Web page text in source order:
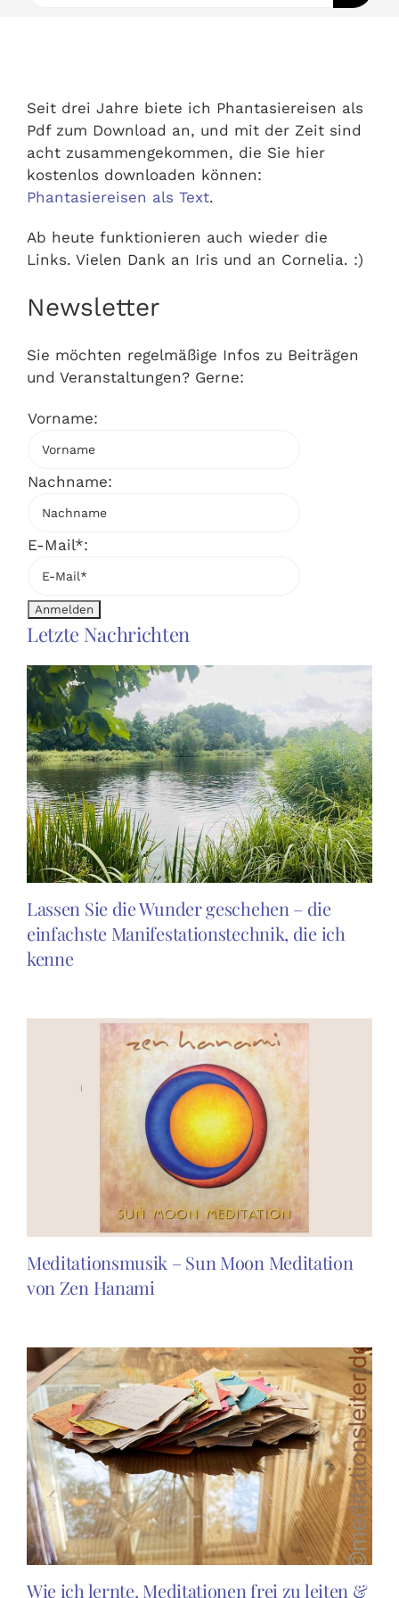
Holistisch
Shop
About
Kontakt
Jetzt buchen
Seit drei Jahre biete ich Phantasiereisen als
Pdf zum Download an, und mit der Zeit sind
acht zusammengekommen, die Sie hier
kostenlos downloaden können:
Phantasiereisen als Text.
Ab heute funktionieren auch wieder die
Links. Vielen Dank an Iris und an Cornelia. :)
Newsletter
Sie möchten regelmäßige Infos zu Beiträgen
und Veranstaltungen? Gerne:
Vorname:
Nachname:
E-Mail*:
Letzte Nachrichten
Lassen Sie die Wunder geschehen – die
einfachste Manifestationstechnik, die ich
kenne
Meditationsmusik – Sun Moon Meditation
von Zen Hanami
Wie ich lernte, Meditationen frei zu leiten &